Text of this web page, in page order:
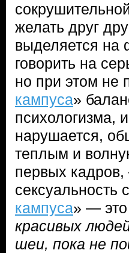
желать друг
выделяется на
говорить на
но при этом не
кампуса»
психологизма,
нарушается,
теплым и
первых
сексуальность
кампуса» — это
красивых
шеи, пока не